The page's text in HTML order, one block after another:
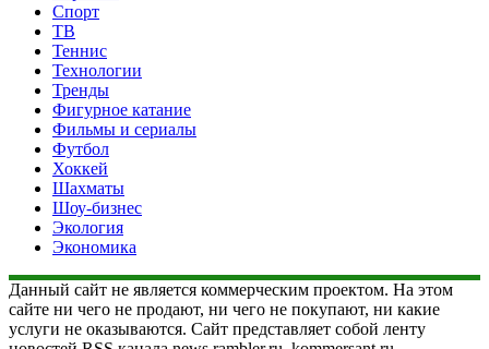
Спорт
ТВ
Теннис
Технологии
Тренды
Фигурное катание
Фильмы и сериалы
Футбол
Хоккей
Шахматы
Шоу-бизнес
Экология
Экономика
Данный сайт не является коммерческим проектом. На этом
сайте ни чего не продают, ни чего не покупают, ни какие
услуги не оказываются. Сайт представляет собой ленту